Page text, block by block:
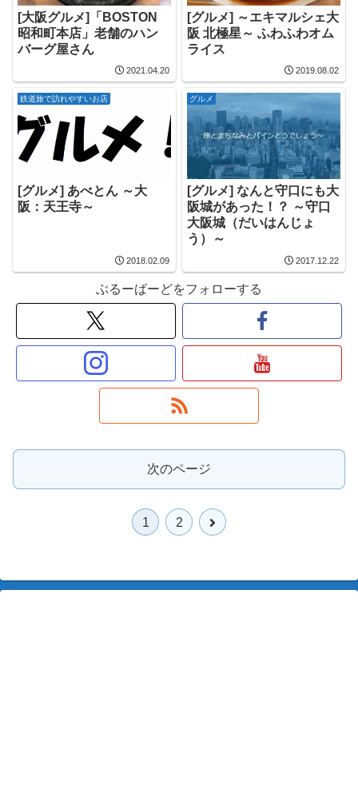
[大阪グルメ]「BOSTON
昭和町本店」老舗のハン
バーグ屋さん
2021.04.20
[グルメ] ～エキマルシェ大
阪 北極星～ ふわふわオム
ライス
2019.08.02
鉄道旅で訪れやすいお店
[グルメ] あべとん ～大
阪：天王寺～
2018.02.09
グルメ
[グルメ] なんと守口にも大
阪城があった！？ ～守口
大阪城（だいはんじょ
う）～
2017.12.22
ぶるーばーどをフォローする
次のページ
1 2
次